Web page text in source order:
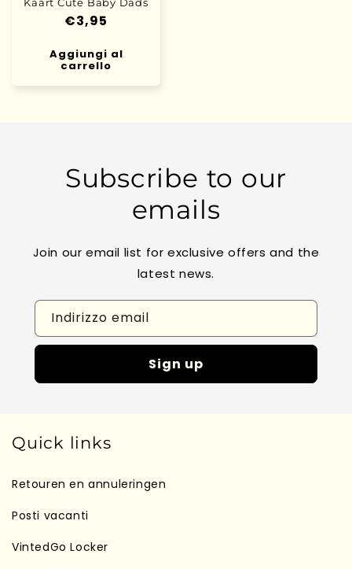
Kaart Cute Baby Dads
Prezzo
listino
€3,95
Aggiungi al
carrello
Subscribe to our
emails
Join our email list for exclusive offers and the
latest news.
Indirizzo email
Sign up
Quick links
Retouren en annuleringen
Posti vacanti
VintedGo Locker